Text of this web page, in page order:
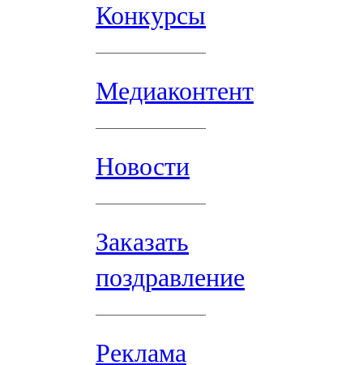
Конкурсы
Медиаконтент
Новости
Заказать
поздравление
Реклама